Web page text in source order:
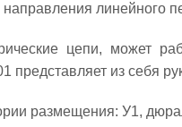
направления линейного
цепи, может
из себя
размещения: У1,